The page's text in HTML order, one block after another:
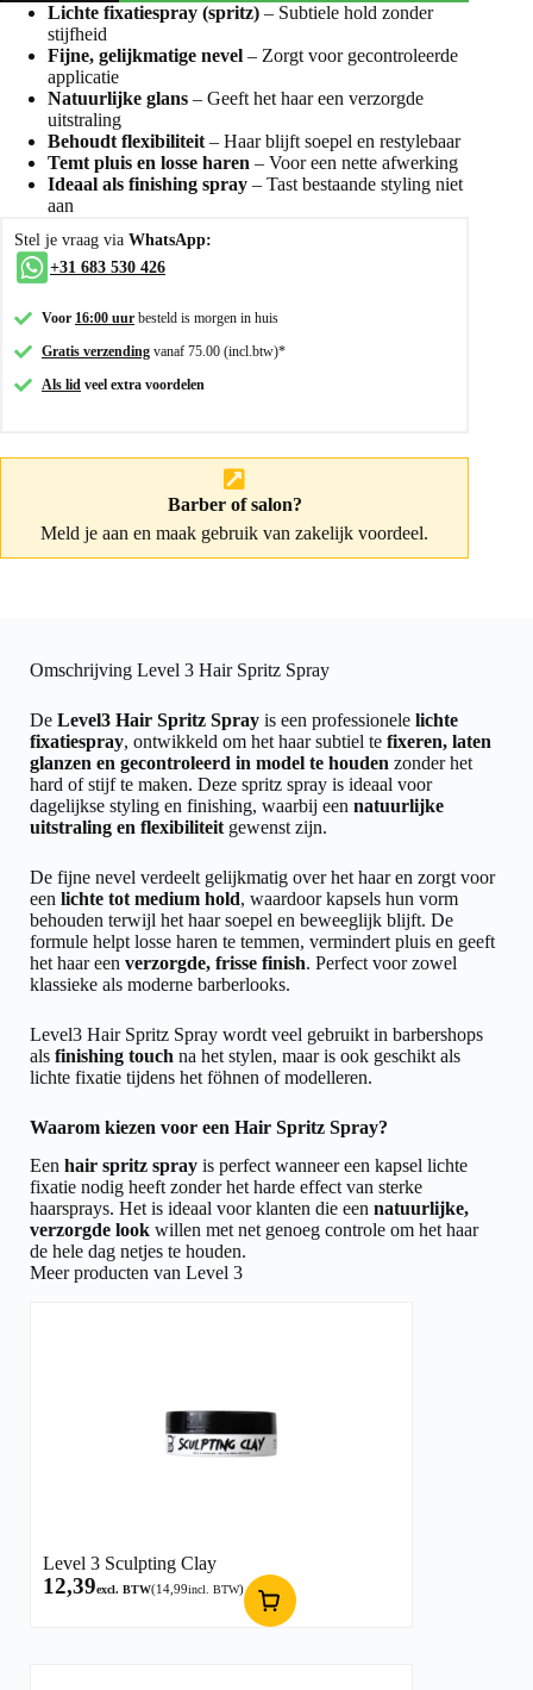
Lichte fixatiespray (spritz) – Subtiele hold zonder
stijfheid
Fijne, gelijkmatige nevel – Zorgt voor gecontroleerde
applicatie
Natuurlijke glans – Geeft het haar een verzorgde
uitstraling
Behoudt flexibiliteit – Haar blijft soepel en restylebaar
Temt pluis en losse haren – Voor een nette afwerking
Ideaal als finishing spray – Tast bestaande styling niet
aan
Stel je vraag via WhatsApp:
+31 683 530 426
Voor 16:00 uur besteld is morgen in huis
Gratis verzending vanaf 75.00 (incl.btw)*
Als lid veel extra voordelen
Barber of salon?
Meld je aan en maak gebruik van zakelijk voordeel.
Omschrijving Level 3 Hair Spritz Spray
De Level3 Hair Spritz Spray is een professionele lichte
fixatiespray, ontwikkeld om het haar subtiel te fixeren, laten
glanzen en gecontroleerd in model te houden zonder het
hard of stijf te maken. Deze spritz spray is ideaal voor
dagelijkse styling en finishing, waarbij een natuurlijke
uitstraling en flexibiliteit gewenst zijn.
De fijne nevel verdeelt gelijkmatig over het haar en zorgt voor
een lichte tot medium hold, waardoor kapsels hun vorm
behouden terwijl het haar soepel en beweeglijk blijft. De
formule helpt losse haren te temmen, vermindert pluis en geeft
het haar een verzorgde, frisse finish. Perfect voor zowel
klassieke als moderne barberlooks.
Level3 Hair Spritz Spray wordt veel gebruikt in barbershops
als finishing touch na het stylen, maar is ook geschikt als
lichte fixatie tijdens het föhnen of modelleren.
Waarom kiezen voor een Hair Spritz Spray?
Een hair spritz spray is perfect wanneer een kapsel lichte
fixatie nodig heeft zonder het harde effect van sterke
haarsprays. Het is ideaal voor klanten die een natuurlijke,
verzorgde look willen met net genoeg controle om het haar
de hele dag netjes te houden.
Meer producten van Level 3
Level 3 Sculpting Clay
12,39excl. BTW(14,99incl. BTW)